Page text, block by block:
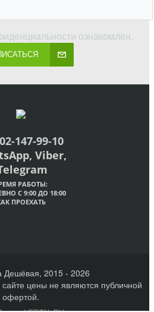
ознакомлен.
147-99-10
Viber,
РАБОТЫ:
С 9:00 ДО 18:00
ПРОЕХАТЬ
Дешёвая, 2015 - 2026
цены не являются публичной
офертой.